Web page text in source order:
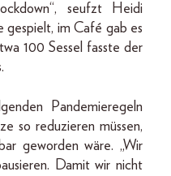
seufzt Heidi
gespielt, im Café gab es
100 Sessel fasste der
Pandemieregeln
so reduzieren müssen,
geworden wäre. „Wir
Damit wir nicht